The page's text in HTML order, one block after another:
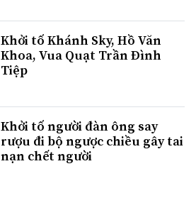
Khởi tố Khánh Sky, Hồ Văn
Khoa, Vua Quạt Trần Đình
Tiệp
Khởi tố người đàn ông say
rượu đi bộ ngược chiều gây tai
nạn chết người